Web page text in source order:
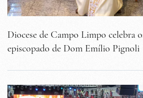
Diocese de Campo Limpo celebra
episcopado de Dom Emílio Pignoli